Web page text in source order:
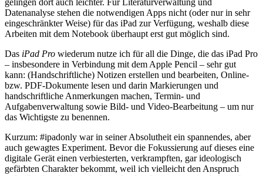
Datenanalyse stehen die notwendigen Apps nicht (oder nur in sehr
eingeschränkter Weise) für das iPad zur Verfügung, weshalb diese
Arbeiten mit dem Notebook überhaupt erst gut möglich sind.
Das iPad Pro wiederum nutze ich für all die Dinge, die das iPad Pro
– insbesondere in Verbindung mit dem Apple Pencil – sehr gut
kann: (Handschriftliche) Notizen erstellen und bearbeiten, Online-
bzw. PDF-Dokumente lesen und darin Markierungen und
handschriftliche Anmerkungen machen, Termin- und
Aufgabenverwaltung sowie Bild- und Video-Bearbeitung – um nur
das Wichtigste zu benennen.
Kurzum: #ipadonly war in seiner Absolutheit ein spannendes, aber
auch gewagtes Experiment. Bevor die Fokussierung auf dieses eine
digitale Gerät einen verbiesterten, verkrampften, gar ideologisch
gefärbten Charakter bekommt, weil ich vielleicht den Anspruch